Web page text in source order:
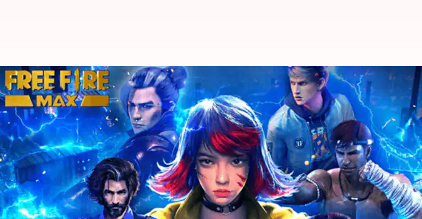
జనవరి 13న వచ్చే Free Fire MAX కోడ్స్ రీడీమ్ విధానం
వ్రాసిన వారు Nishkala Sathivada Jan 13, 2023 01:44 pm
ఈ వార్తాకథనం ఏంటి
Garena సెప్టెంబర్ 2021లో కాస్మెటిక్ అప్‌లతో Free Fire MAXని విడుదల చేసింది.
డెవలపర్‌లు 12-అంకెల రీడీమ్ చేయదగిన కోడ్‌లను అందించడం ప్రారంభించారు,
Free Fire MAXలో కోడ్‌లను రీడీమ్ చేయడానికి, తప్పనిసరిగా అనుసరించాల్సినవి .
తప్పనిసరిగా 12-18 గంటల లోపల యాక్సెస్ చేయాలి. అధికారిక వెబ్‌సైట్ ద్వారా మాత్రమే